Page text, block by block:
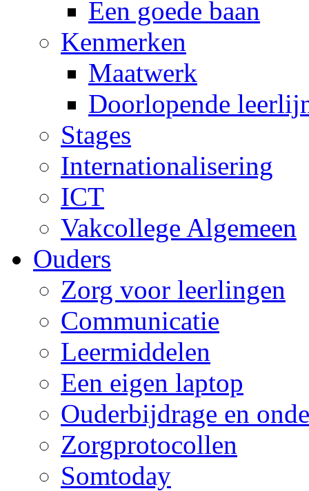
Een goede baan
Kenmerken
Maatwerk
Doorlopende
Stages
Internationalisering
ICT
Vakcollege Algemeen
Ouders
Zorg voor leerlingen
Communicatie
Leermiddelen
Een eigen laptop
Ouderbijdrage en
Zorgprotocollen
Somtoday